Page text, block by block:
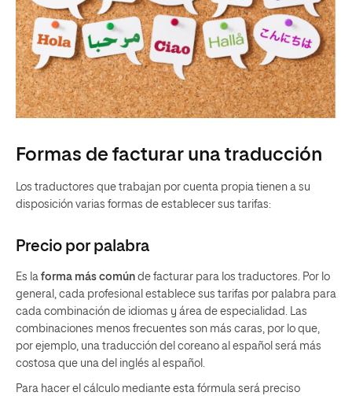
Formas de facturar una traducción
Los traductores que trabajan por cuenta propia tienen a su
disposición varias formas de establecer sus tarifas:
Precio por palabra
Es la forma más común de facturar para los traductores. Por lo
general, cada profesional establece sus tarifas por palabra para
cada combinación de idiomas y área de especialidad. Las
combinaciones menos frecuentes son más caras, por lo que,
por ejemplo, una traducción del coreano al español será más
costosa que una del inglés al español.
Para hacer el cálculo mediante esta fórmula será preciso